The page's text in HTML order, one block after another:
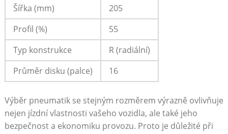
Šířka (mm)
205
Profil (%)
55
Typ konstrukce
R (radiální)
Průměr disku (palce)
16
Výběr‌ pneumatik se stejným rozměrem výrazně ovlivňuje
nejen jízdní vlastnosti vašeho vozidla, ale také jeho
bezpečnost a ekonomiku provozu. Proto je důležité při